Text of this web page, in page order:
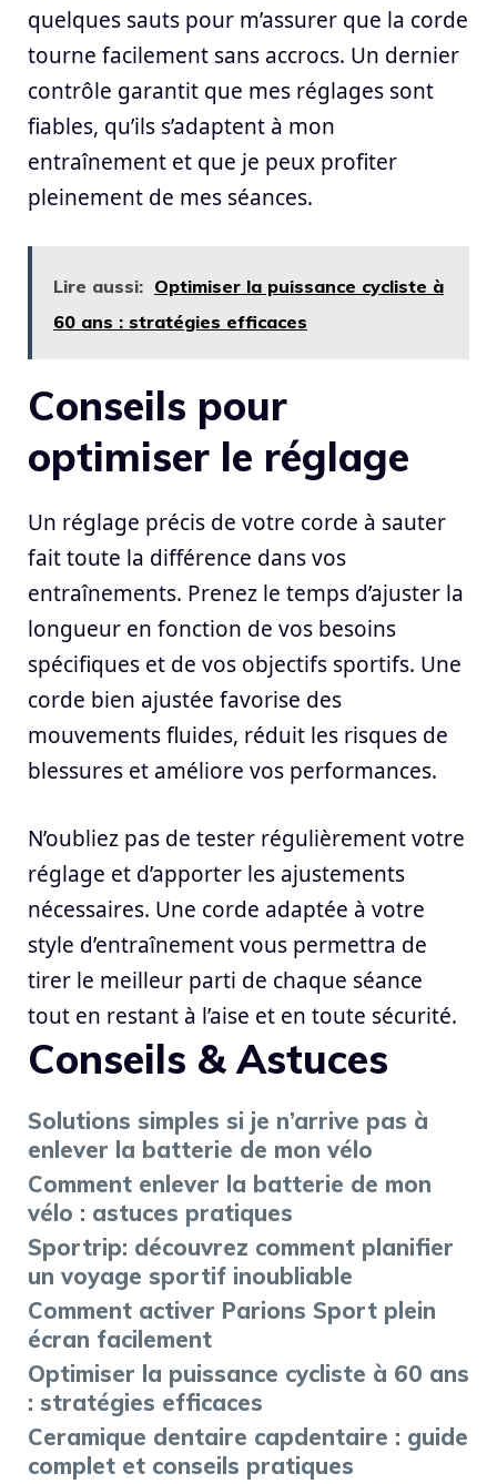
quelques sauts pour m’assurer que la corde
tourne facilement sans accrocs. Un dernier
contrôle garantit que mes réglages sont
fiables, qu’ils s’adaptent à mon
entraînement et que je peux profiter
pleinement de mes séances.
Lire aussi: Optimiser la puissance cycliste à
60 ans : stratégies efficaces
Conseils pour
optimiser le réglage
Un réglage précis de votre corde à sauter
fait toute la différence dans vos
entraînements. Prenez le temps d’ajuster la
longueur en fonction de vos besoins
spécifiques et de vos objectifs sportifs. Une
corde bien ajustée favorise des
mouvements fluides, réduit les risques de
blessures et améliore vos performances.
N’oubliez pas de tester régulièrement votre
réglage et d’apporter les ajustements
nécessaires. Une corde adaptée à votre
style d’entraînement vous permettra de
tirer le meilleur parti de chaque séance
tout en restant à l’aise et en toute sécurité.
Conseils & Astuces
Solutions simples si je n’arrive pas à
enlever la batterie de mon vélo
Comment enlever la batterie de mon
vélo : astuces pratiques
Sportrip: découvrez comment planifier
un voyage sportif inoubliable
Comment activer Parions Sport plein
écran facilement
Optimiser la puissance cycliste à 60 ans
: stratégies efficaces
Ceramique dentaire capdentaire : guide
complet et conseils pratiques